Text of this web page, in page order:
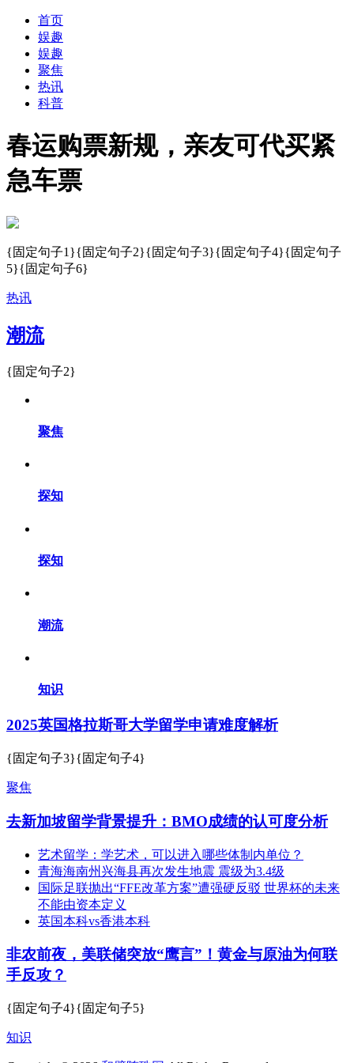
首页
娱趣
娱趣
聚焦
热讯
科普
春运购票新规，亲友可代买紧
急车票
{固定句子1}{固定句子2}{固定句子3}{固定句子4}{固定句子
5}{固定句子6}
热讯
潮流
{固定句子2}
聚焦
探知
探知
潮流
知识
2025英国格拉斯哥大学留学申请难度解析
{固定句子3}{固定句子4}
聚焦
去新加坡留学背景提升：BMO成绩的认可度分析
艺术留学：学艺术，可以进入哪些体制内单位？
青海海南州兴海县再次发生地震 震级为3.4级
国际足联抛出“FFE改革方案”遭强硬反驳 世界杯的未来
不能由资本定义
英国本科vs香港本科
非农前夜，美联储突放“鹰言”！黄金与原油为何联
手反攻？
{固定句子4}{固定句子5}
知识